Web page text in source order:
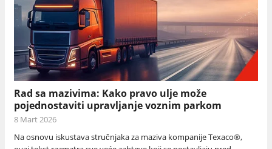
Rad sa mazivima: Kako pravo ulje može
pojednostaviti upravljanje voznim parkom
8 Mart 2026
Na osnovu iskustava stručnjaka za maziva kompanije Texaco®,